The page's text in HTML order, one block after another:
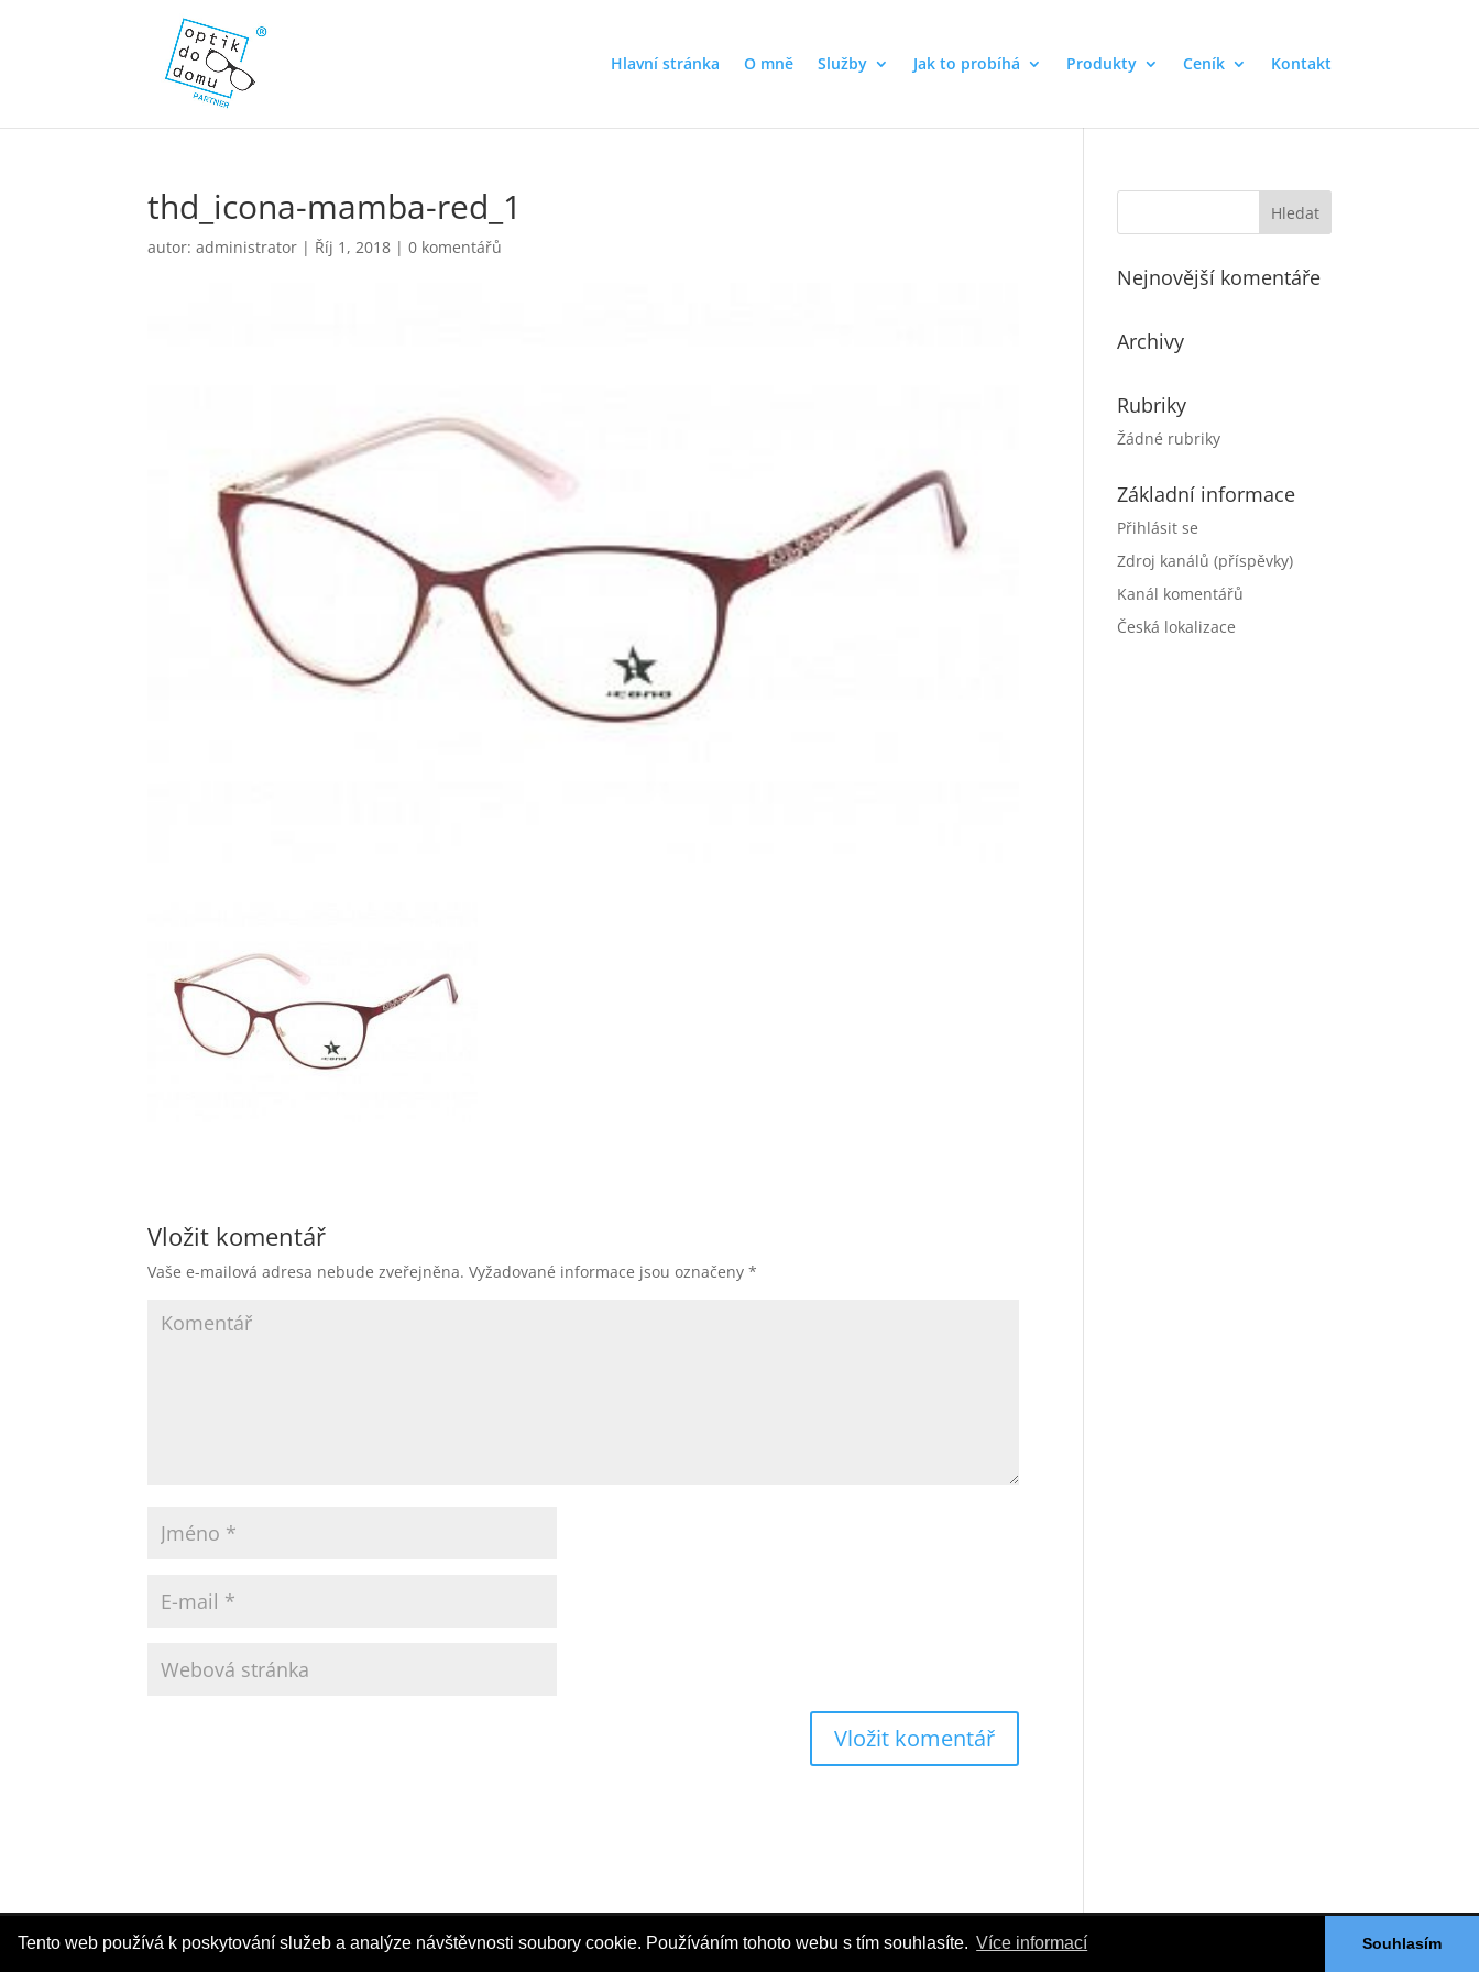
Tento web používá k poskytování služeb a analýze návštěvnosti soubory cookie. Používáním tohoto webu s tím souhlasíte. Více informací Souhlasím
Hlavní stránka O mně Služby Jak to probíhá Produkty Ceník Kontakt
thd_icona-mamba-red_1
autor:administrator | Říj 1, 2018 |0 komentářů
Vložit komentář
Vaše e-mailová adresa nebude zveřejněna. Vyžadované informace jsou označeny*
Nejnovější komentáře
Archivy
Rubriky
Žádné rubriky
Základní informace
Přihlásit se
Zdroj kanálů (příspěvky)
Kanál komentářů
Česká lokalizace
Tvorba webových stránek